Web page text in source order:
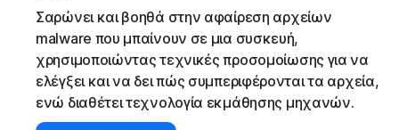
Σαρώνει και βοηθά στην αφαίρεση αρχείων
malware που μπαίνουν σε μια συσκευή,
χρησιμοποιώντας τεχνικές προσομοίωσης για να
ελέγξει και να δει πώς συμπεριφέρονται τα αρχεία,
ενώ διαθέτει τεχνολογία εκμάθησης μηχανών.